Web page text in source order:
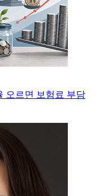
오르면 보험료 부담